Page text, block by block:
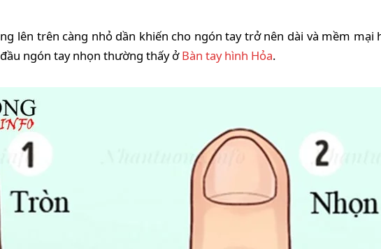
lên trên càng nhỏ dần khiến cho ngón tay trở nên dài và mềm mại
ngón tay nhọn thường thấy ởBàn tay hình Hỏa.